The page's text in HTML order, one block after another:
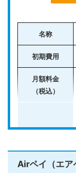
フルスペック
年間キャッシュ
sa・Mastercard
規模な事業を展
iPhoneやiPad
ndroidデバイス
な点に加えて本
えられる点が魅
名称
初期費用
月額料金
（税込）
決済手数料
Airペイ（エア